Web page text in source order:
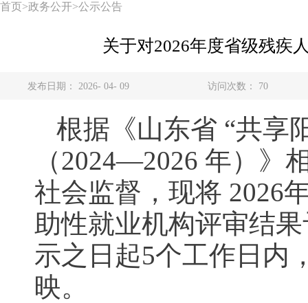
首页>政务公开>公示公告
关于对2026年度省级残疾
发布日期： 2026- 04- 09 访问次数： 70
根据《山东省 “共享
（2024—2026 年）》
社会监督，现将 2026
助性就业机构评审结
示之日起5个工作日内
映。